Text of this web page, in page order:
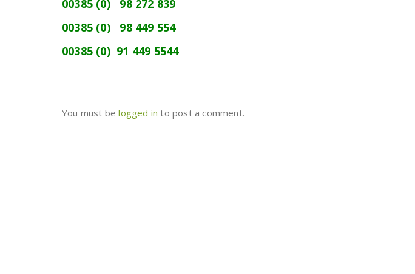
00385 (0) 98 272 839
00385 (0)
98 449 554
00385 (0) 91 449 5544
You must belogged in to post a comment.